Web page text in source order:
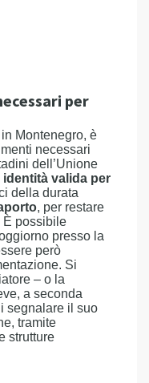
per
Montenegro, è
necessari
dell’Unione
identità valida per
della durata
, per restare
È possibile
presso la
però
Si
– o la
a seconda
segnalare il suo
tramite
strutture